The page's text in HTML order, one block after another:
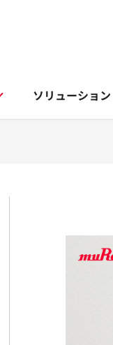
ソリューション